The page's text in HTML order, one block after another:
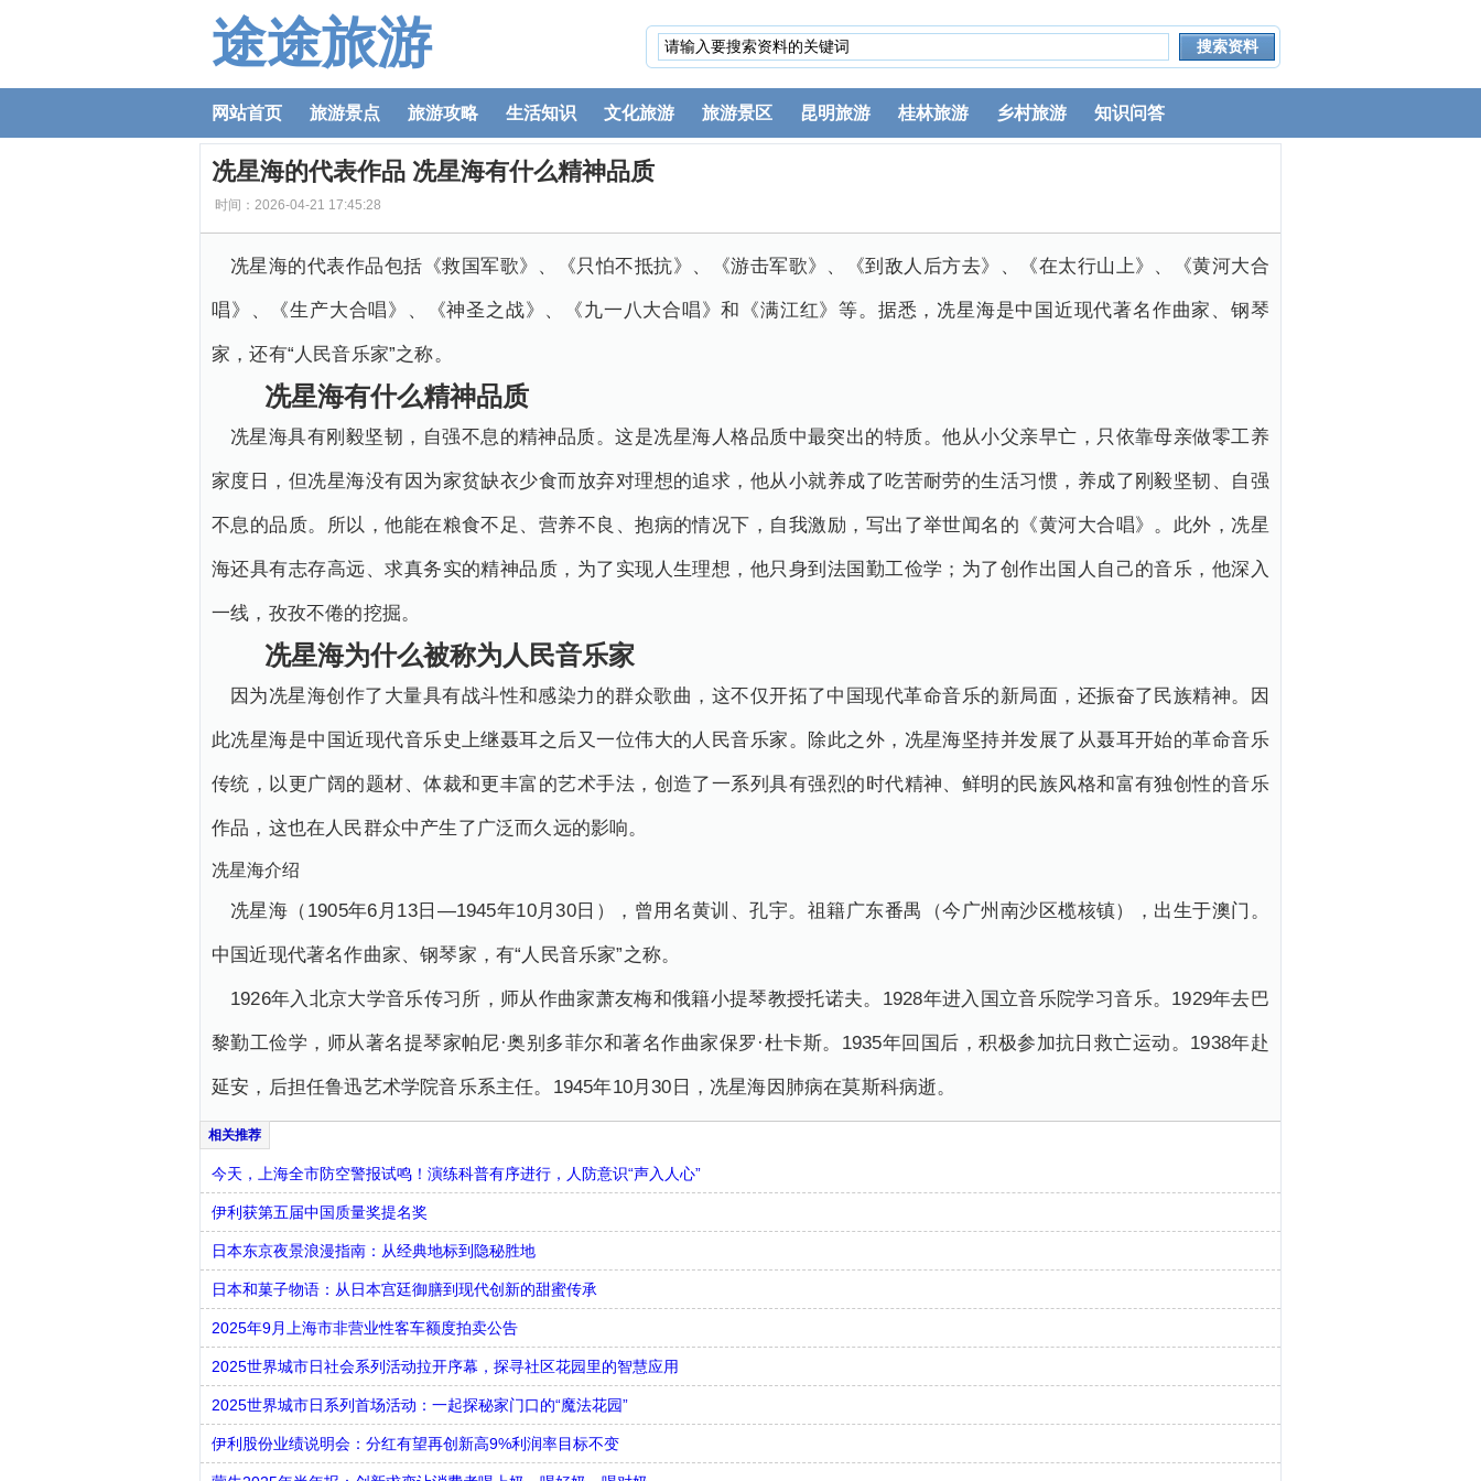
途途旅游
网站首页 旅游景点 旅游攻略 生活知识 文化旅游 旅游景区 昆明旅游 桂林旅游 乡村旅游 知识问答
冼星海的代表作品 冼星海有什么精神品质
时间：2026-04-21 17:45:28
冼星海的代表作品包括《救国军歌》、《只怕不抵抗》、《游击军歌》、《到敌人后方去》、《在太行山上》、《黄河大合
唱》、《生产大合唱》、《神圣之战》、《九一八大合唱》和《满江红》等。据悉，冼星海是中国近现代著名作曲家、钢琴
家，还有“人民音乐家”之称。
冼星海有什么精神品质
冼星海具有刚毅坚韧，自强不息的精神品质。这是冼星海人格品质中最突出的特质。他从小父亲早亡，只依靠母亲做零工养
家度日，但冼星海没有因为家贫缺衣少食而放弃对理想的追求，他从小就养成了吃苦耐劳的生活习惯，养成了刚毅坚韧、自强
不息的品质。所以，他能在粮食不足、营养不良、抱病的情况下，自我激励，写出了举世闻名的《黄河大合唱》。此外，冼星
海还具有志存高远、求真务实的精神品质，为了实现人生理想，他只身到法国勤工俭学；为了创作出国人自己的音乐，他深入
一线，孜孜不倦的挖掘。
冼星海为什么被称为人民音乐家
因为冼星海创作了大量具有战斗性和感染力的群众歌曲，这不仅开拓了中国现代革命音乐的新局面，还振奋了民族精神。因
此冼星海是中国近现代音乐史上继聂耳之后又一位伟大的人民音乐家。除此之外，冼星海坚持并发展了从聂耳开始的革命音乐
传统，以更广阔的题材、体裁和更丰富的艺术手法，创造了一系列具有强烈的时代精神、鲜明的民族风格和富有独创性的音乐
作品，这也在人民群众中产生了广泛而久远的影响。
冼星海介绍
冼星海（1905年6月13日—1945年10月30日），曾用名黄训、孔宇。祖籍广东番禺（今广州南沙区榄核镇），出生于澳门。
中国近现代著名作曲家、钢琴家，有“人民音乐家”之称。
1926年入北京大学音乐传习所，师从作曲家萧友梅和俄籍小提琴教授托诺夫。1928年进入国立音乐院学习音乐。1929年去巴
黎勤工俭学，师从著名提琴家帕尼·奥别多菲尔和著名作曲家保罗·杜卡斯。1935年回国后，积极参加抗日救亡运动。1938年赴
延安，后担任鲁迅艺术学院音乐系主任。1945年10月30日，冼星海因肺病在莫斯科病逝。
今天，上海全市防空警报试鸣！演练科普有序进行，人防意识“声入人心”
伊利获第五届中国质量奖提名奖
日本东京夜景浪漫指南：从经典地标到隐秘胜地
日本和菓子物语：从日本宫廷御膳到现代创新的甜蜜传承
2025年9月上海市非营业性客车额度拍卖公告
2025世界城市日社会系列活动拉开序幕，探寻社区花园里的智慧应用
2025世界城市日系列首场活动：一起探秘家门口的“魔法花园”
伊利股份业绩说明会：分红有望再创新高9%利润率目标不变